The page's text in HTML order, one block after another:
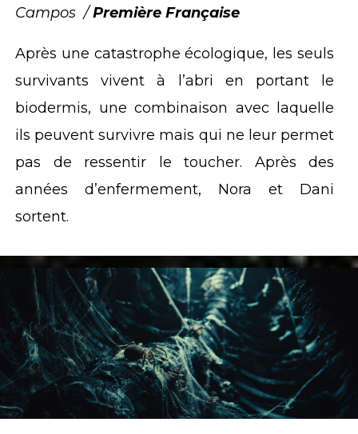
Campos /Première Française
Après une catastrophe écologique, les seuls
survivants vivent à l’abri en portant le
biodermis, une combinaison avec laquelle
ils peuvent survivre mais qui ne leur permet
pas de ressentir le toucher. Après des
années d’enfermement, Nora et Dani
sortent.